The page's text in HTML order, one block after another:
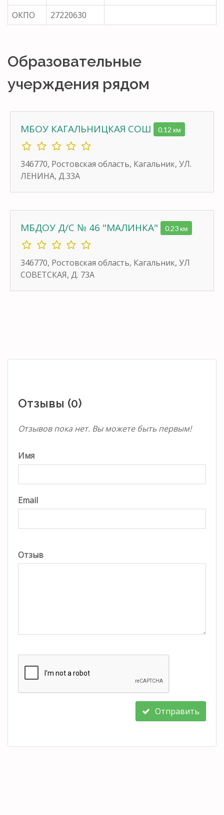
ОКПО
27220630
Образовательные
учерждения рядом
МБОУ КАГАЛЬНИЦКАЯ СОШ 0.12 км
346770, Ростовская область, Кагальник, УЛ.
ЛЕНИНА, Д.33А
МБДОУ Д/С № 46 "МАЛИНКА" 0.23 км
346770, Ростовская область, Кагальник, УЛ
СОВЕТСКАЯ, Д. 73А
Отзывы (0)
Отзывов пока нет. Вы можете быть первым!
Имя
Email
Отзыв
Отправить